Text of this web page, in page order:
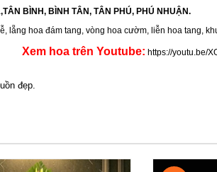
BÌNH, BÌNH TÂN, TÂN PHÚ, PHÚ NHUẬN.
lẵng hoa đám tang, vòng hoa cườm, liễn hoa tang,
Xem hoa trên Youtube: https://youtu.be/
đẹp.